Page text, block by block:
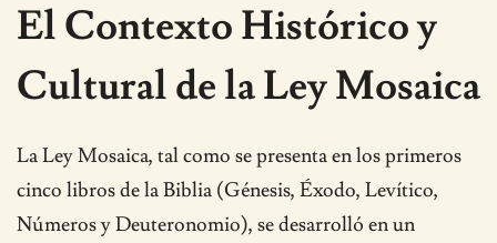
El Contexto Histórico y
Cultural de la Ley Mosaica
La Ley Mosaica, tal como se presenta en los primeros
cinco libros de la Biblia (Génesis, Éxodo, Levítico,
Números y Deuteronomio), se desarrolló en un